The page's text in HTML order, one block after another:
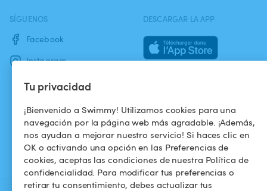
Tu privacidad
¡Bienvenido a Swimmy! Utilizamos cookies para una
navegación por la página web más agradable. ¡Además,
nos ayudan a mejorar nuestro servicio! Si haces clic en
OK o activando una opción en las Preferencias de
cookies, aceptas las condiciones de nuestra Política de
confidencialidad. Para modificar tus preferencias o
retirar tu consentimiento, debes actualizar tus
SÍGUENOS
Facebook
Instagram
DESCARGAR LA APP